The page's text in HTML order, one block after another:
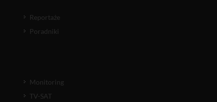
Reportaże
Poradniki
Monitoring
TV-SAT